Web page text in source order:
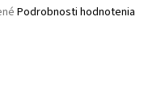
Podrobnosti hodnotenia